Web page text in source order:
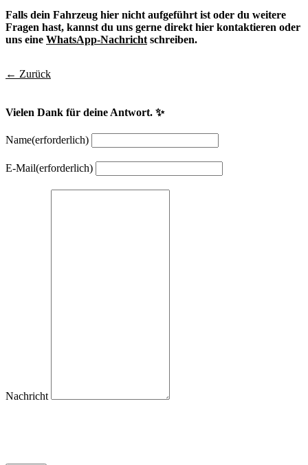
Falls dein Fahrzeug hier nicht aufgeführt ist oder du weitere
Fragen hast, kannst du uns gerne direkt hier kontaktieren oder
uns eine WhatsApp-Nachrichtschreiben.
← Zurück
Vielen Dank für deine Antwort. ✨
Name(erforderlich)
E-Mail(erforderlich)
Nachricht